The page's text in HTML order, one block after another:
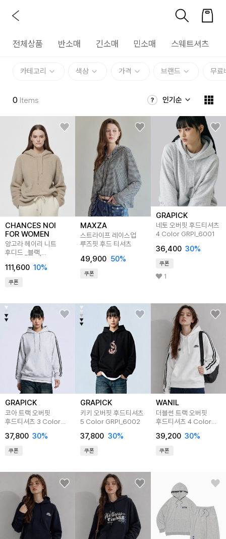
전체상품 반소매 긴소매 민소매 스웨트셔츠
카테고리 색상 가격 브랜드 무료
0 Items 인기순
CHANCES NOI
FOR WOMEN
앙고라 헤이리 니트
후디드 _블랙,
111,600 10%
쿠폰
MAXZA
스트라이프 레이스업
루즈핏 후드 티셔츠
49,900 50%
쿠폰
GRAPICK
네토 오버핏 후드티셔츠
4 Color GRPI_6001
36,400 30%
쿠폰
1
GRAPICK
코아 트랙 오버핏
후드티셔츠 3 Color
37,800 30%
쿠폰
GRAPICK
키키 오버핏 후드티셔츠
5 Color GRPI_6002
37,800 30%
쿠폰
WANIL
더블썬 트랙 오버핏
후드티셔츠 4 Color
39,200 30%
쿠폰